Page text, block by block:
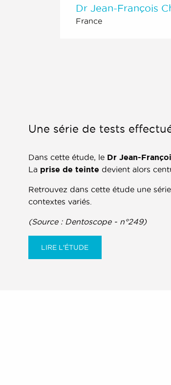
Dr Jean-François
France
Une série de tests
Dans cette étude, le Dr Jean-
La prise de teinte devient alors
Retrouvez dans cette étude une
contextes variés.
(Source : Dentoscope - n°249)
LIRE L'ÉTUDE